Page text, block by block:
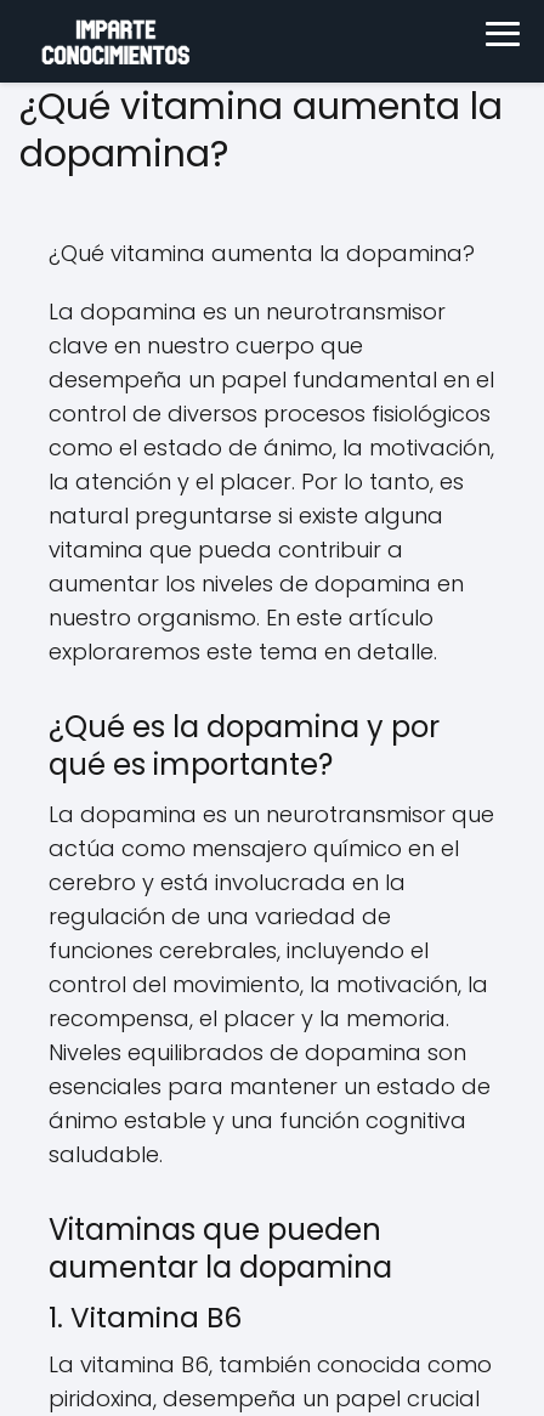
¿Qué vitamina aumenta la
dopamina?
¿Qué vitamina aumenta la dopamina?
La dopamina es un neurotransmisor
clave en nuestro cuerpo que
desempeña un papel fundamental en el
control de diversos procesos fisiológicos
como el estado de ánimo, la motivación,
la atención y el placer. Por lo tanto, es
natural preguntarse si existe alguna
vitamina que pueda contribuir a
aumentar los niveles de dopamina en
nuestro organismo. En este artículo
exploraremos este tema en detalle.
¿Qué es la dopamina y por
qué es importante?
La dopamina es un neurotransmisor que
actúa como mensajero químico en el
cerebro y está involucrada en la
regulación de una variedad de
funciones cerebrales, incluyendo el
control del movimiento, la motivación, la
recompensa, el placer y la memoria.
Niveles equilibrados de dopamina son
esenciales para mantener un estado de
ánimo estable y una función cognitiva
saludable.
Vitaminas que pueden
aumentar la dopamina
1. Vitamina B6
La vitamina B6, también conocida como
piridoxina, desempeña un papel crucial